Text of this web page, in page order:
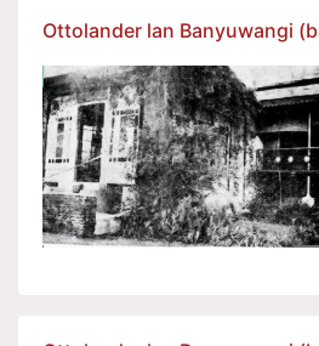
Ottolander lan Banyuwangi